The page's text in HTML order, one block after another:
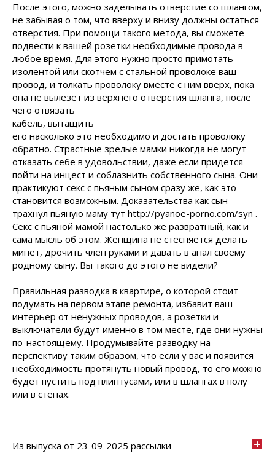
После этого, можно заделывать отверстие со шлангом,
не забывая о том, что вверху и внизу должны остаться
отверстия. При помощи такого метода, вы сможете
подвести к вашей розетки необходимые провода в
любое время. Для этого нужно просто примотать
изолентой или скотчем с стальной проволоке ваш
провод, и толкать проволоку вместе с ним вверх, пока
она не вылезет из верхнего отверстия шланга, после
чего отвязать
кабель, вытащить
его насколько это необходимо и достать проволоку
обратно. Страстные зрелые мамки никогда не могут
отказать себе в удовольствии, даже если придется
пойти на инцест и соблазнить собственного сына. Они
практикуют секс с пьяным сыном сразу же, как это
становится возможным. Доказательства как сын
трахнул пьяную маму тут http://pyanoe-porno.com/syn .
Секс с пьяной мамой настолько же развратный, как и
сама мысль об этом. Женщина не стесняется делать
минет, дрочить член руками и давать в анал своему
родному сыну. Вы такого до этого не видели?
Правильная разводка в квартире, о которой стоит
подумать на первом этапе ремонта, избавит ваш
интерьер от ненужных проводов, а розетки и
выключатели будут именно в том месте, где они нужны
по-настоящему. Продумывайте разводку на
перспективу таким образом, что если у вас и появится
необходимость протянуть новый провод, то его можно
будет пустить под плинтусами, или в шлангах в полу
или в стенах.
Из выпуска от 23-09-2025 рассылки